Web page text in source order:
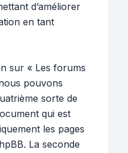
d’améliorer
en tant
sur « Les forums
pouvons
sorte de
qui est
les pages
La seconde